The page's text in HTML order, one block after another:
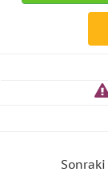
Sonraki